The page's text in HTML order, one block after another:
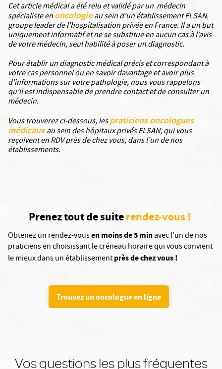
Cet article médical a été relu et validé par un médecin
spécialiste enoncologieau sein d’un établissement ELSAN,
groupe leader de l’hospitalisation privée en France. Il a un but
uniquement informatif et ne se substitue en aucun cas à l’avis
de votre médecin, seul habilité à poser un diagnostic.
Pour établir un diagnostic médical précis et correspondant à
votre cas personnel ou en savoir davantage et avoir plus
d’informations sur votre pathologie, nous vous rappelons
qu’il est indispensable de prendre contact et de consulter un
médecin.
Vous trouverez ci-dessous, lespraticiens oncologues
médicauxau sein des hôpitaux privés ELSAN, qui vous
reçoivent en RDV près de chez vous, dans l’un de nos
établissements.
Prenez tout de suiterendez-vous !
Obtenez un rendez-vousen moins de 5 minavec l'un de nos
praticiens en choisissant le créneau horaire qui vous convient
le mieux dans un établissementprès de chez vous !
Trouvez un oncologue en ligne
Vos questions les plus fréquentes